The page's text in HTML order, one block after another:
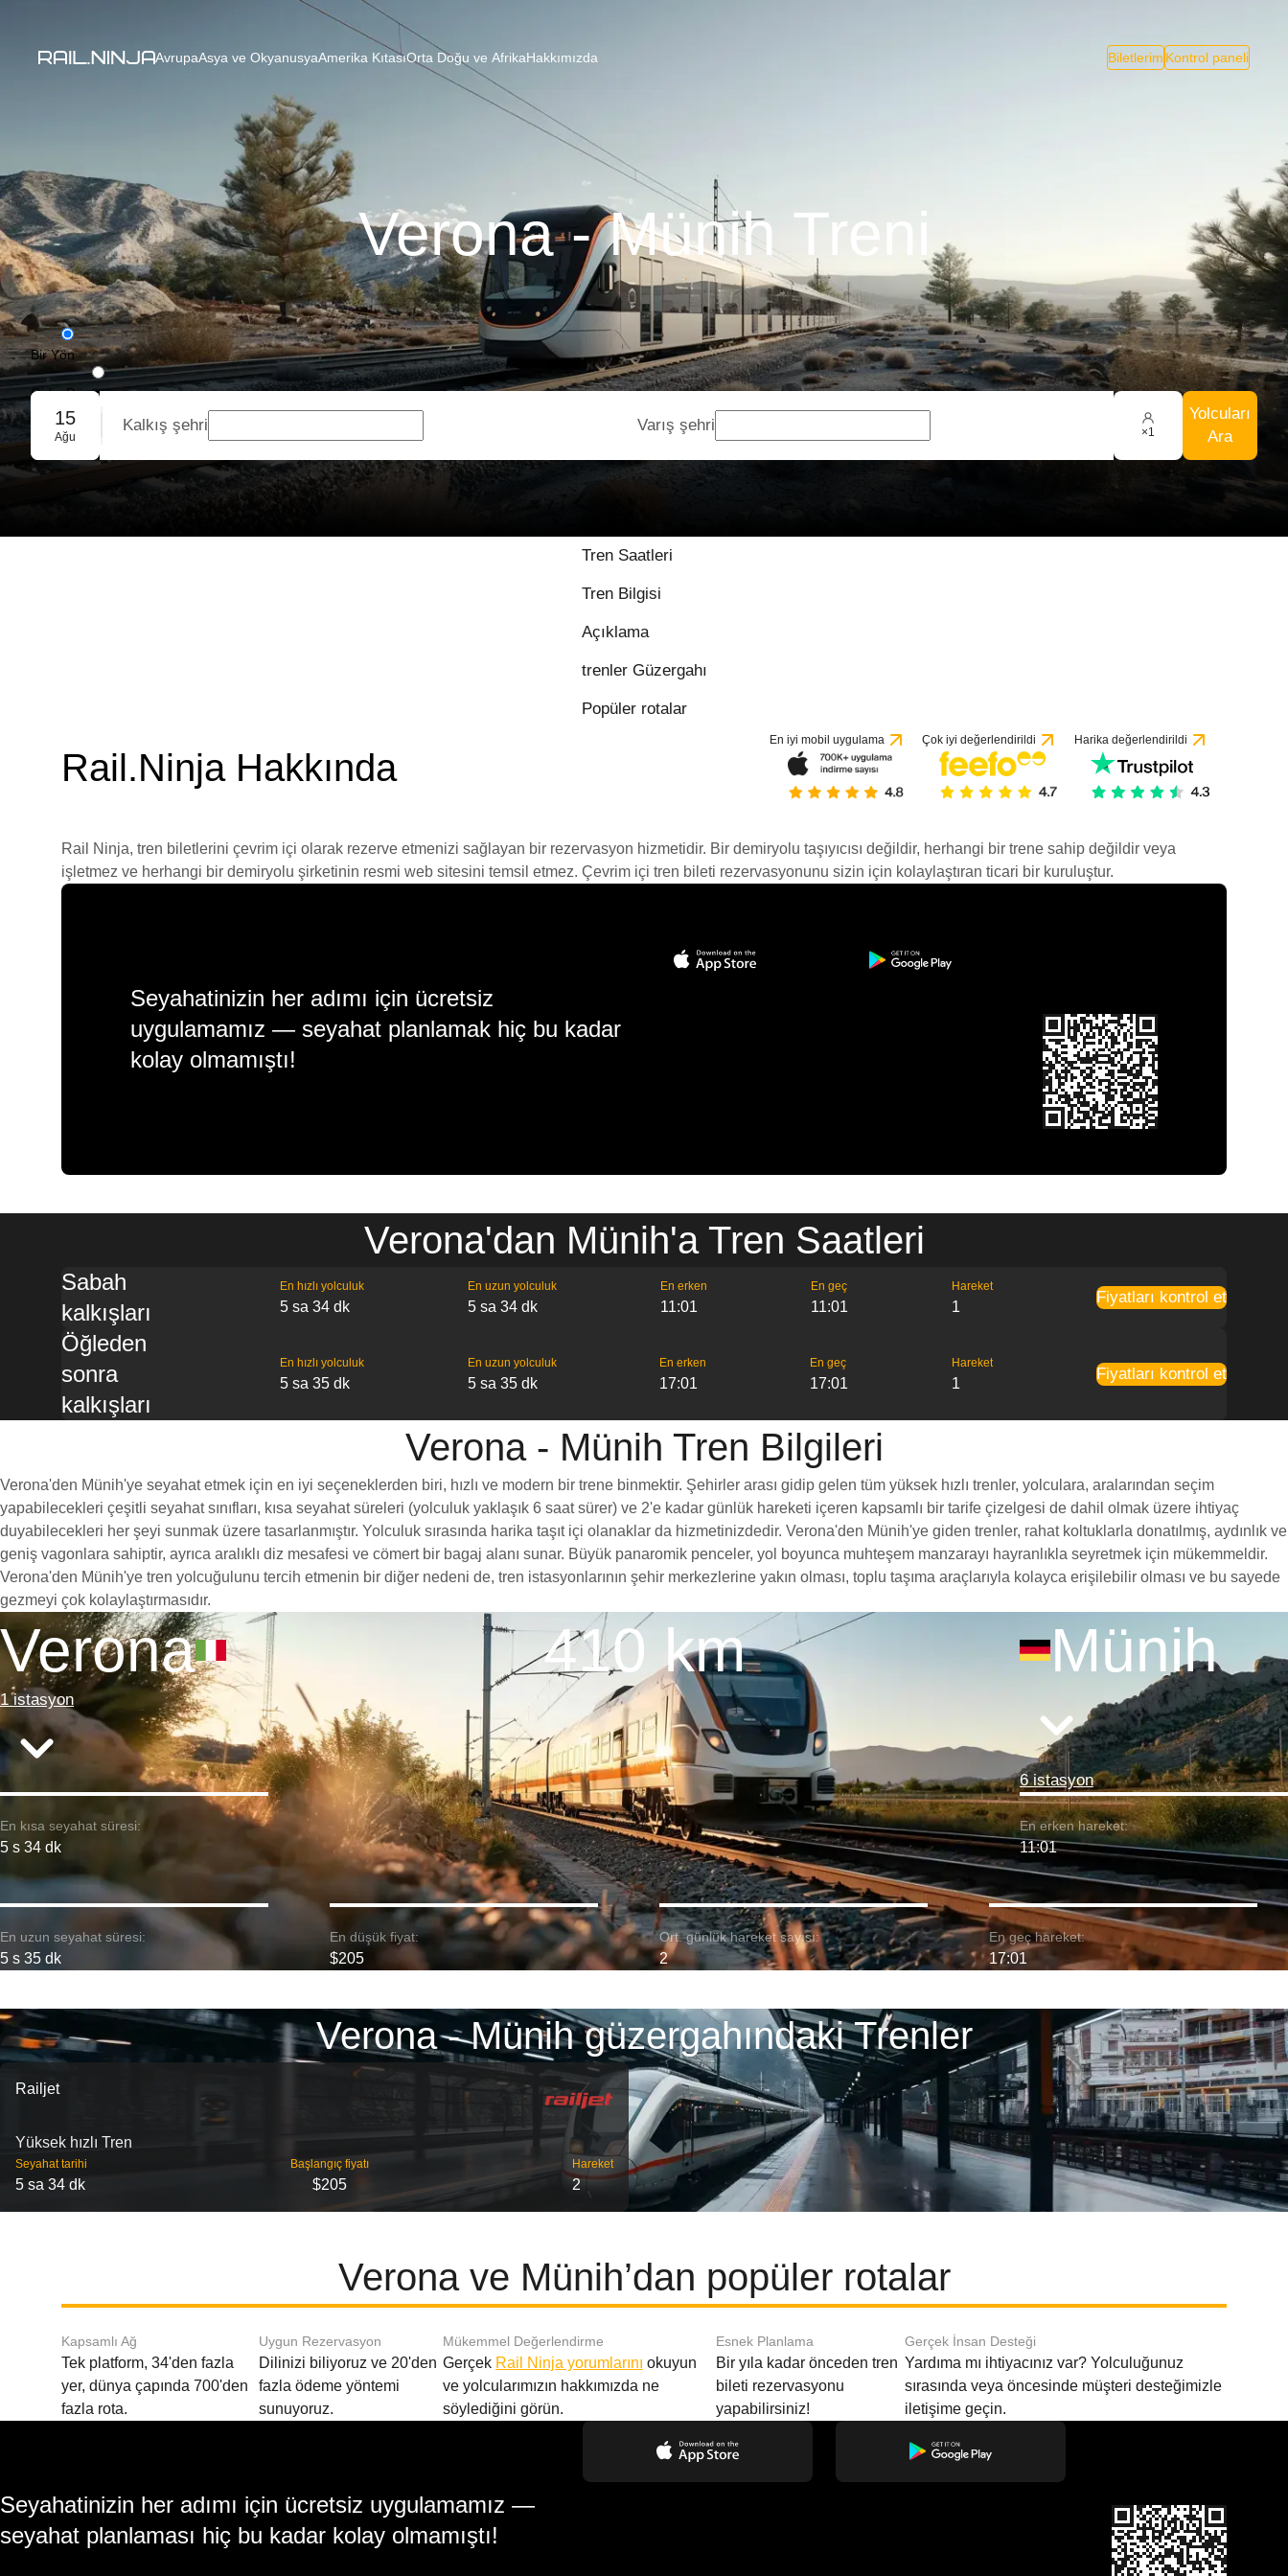
AvrupaAsya ve OkyanusyaAmerika KıtasıOrta Doğu ve AfrikaHakkımızda Biletlerim Kontrol paneli
Verona - Münih Treni
Bir Yön
Gidiş-Dönüş
Grup Rezervasyonu
15
Ağu
Kalkış şehri Varış şehri ×1
Yolcuları
Ara
Tren Saatleri
Tren Bilgisi
Açıklama
trenler Güzergahı
Popüler rotalar
Rail.Ninja Hakkında
En iyi mobil uygulama Çok iyi değerlendirildi Harika değerlendirildi
Rail Ninja, tren biletlerini çevrim içi olarak rezerve etmenizi sağlayan bir rezervasyon hizmetidir. Bir demiryolu taşıyıcısı değildir, herhangi bir trene sahip değildir veya
işletmez ve herhangi bir demiryolu şirketinin resmi web sitesini temsil etmez. Çevrim içi tren bileti rezervasyonunu sizin için kolaylaştıran ticari bir kuruluştur.
Seyahatinizin her adımı için ücretsiz
uygulamamız — seyahat planlamak hiç bu kadar
kolay olmamıştı!
Verona'dan Münih'a Tren Saatleri
Sabah
kalkışları
En hızlı yolculuk
5 sa 34 dk
En uzun yolculuk
5 sa 34 dk
En erken
11:01
En geç
11:01
Hareket
1
Fiyatları kontrol et
Öğleden
sonra
kalkışları
En hızlı yolculuk
5 sa 35 dk
En uzun yolculuk
5 sa 35 dk
En erken
17:01
En geç
17:01
Hareket
1
Fiyatları kontrol et
Verona - Münih Tren Bilgileri
Verona'den Münih'ye seyahat etmek için en iyi seçeneklerden biri, hızlı ve modern bir trene binmektir. Şehirler arası gidip gelen tüm yüksek hızlı trenler, yolculara, aralarından seçim
yapabilecekleri çeşitli seyahat sınıfları, kısa seyahat süreleri (yolculuk yaklaşık 6 saat sürer) ve 2'e kadar günlük hareketi içeren kapsamlı bir tarife çizelgesi de dahil olmak üzere ihtiyaç
duyabilecekleri her şeyi sunmak üzere tasarlanmıştır. Yolculuk sırasında harika taşıt içi olanaklar da hizmetinizdedir. Verona'den Münih'ye giden trenler, rahat koltuklarla donatılmış, aydınlık ve
geniş vagonlara sahiptir, ayrıca aralıklı diz mesafesi ve cömert bir bagaj alanı sunar. Büyük panaromik penceler, yol boyunca muhteşem manzarayı hayranlıkla seyretmek için mükemmeldir.
Verona'den Münih'ye tren yolcuğulunu tercih etmenin bir diğer nedeni de, tren istasyonlarının şehir merkezlerine yakın olması, toplu taşıma araçlarıyla kolayca erişilebilir olması ve bu sayede
gezmeyi çok kolaylaştırmasıdır.
Verona
1 istasyon
410 km Münih
6 istasyon
En kısa seyahat süresi:
5 s 34 dk
En erken hareket:
11:01
En uzun seyahat süresi:
5 s 35 dk
En düşük fiyat:
$205
Ort. günlük hareket sayısı:
2
En geç hareket:
17:01
Verona - Münih güzergahındaki Trenler
Railjet
Yüksek hızlı Tren
Seyahat tarihi
5 sa 34 dk
Başlangıç ​​fiyatı
$205
Hareket
2
Verona ve Münih’dan popüler rotalar
Kapsamlı Ağ
Tek platform, 34'den fazla
yer, dünya çapında 700'den
fazla rota.
Uygun Rezervasyon
Dilinizi biliyoruz ve 20'den
fazla ödeme yöntemi
sunuyoruz.
Mükemmel Değerlendirme
Gerçek Rail Ninja yorumlarını okuyun
ve yolcularımızın hakkımızda ne
söylediğini görün.
Esnek Planlama
Bir yıla kadar önceden tren
bileti rezervasyonu
yapabilirsiniz!
Gerçek İnsan Desteği
Yardıma mı ihtiyacınız var? Yolculuğunuz
sırasında veya öncesinde müşteri desteğimizle
iletişime geçin.
Seyahatinizin her adımı için ücretsiz uygulamamız —
seyahat planlaması hiç bu kadar kolay olmamıştı!